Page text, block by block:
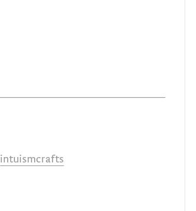
intuismcrafts